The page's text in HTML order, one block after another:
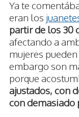
Ya te
eran los
partir de los 30
afectando a
mujeres
embargo son
porque
ajustados, con
con demasiado